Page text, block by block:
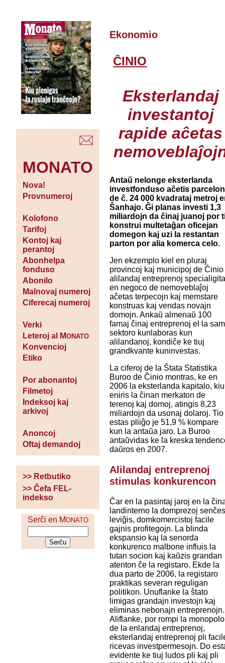
MONATO
Nova!
Provnumeroj
Kolofono
Tarifoj
Kontoj kaj
perantoj
Abonhelpa
fonduso
Abonilo
Malnovaj numeroj
Ciferecaj numeroj
Verki
Leteroj al MONATO
Konvencioj
Etiko
Por abonantoj
Filmetoj
Indeksoj kaj
arkivoj
Anoncoj
Oftaj demandoj
>> Retbutiko
>> Ĉefa FEL-
indekso
Serĉi en MONATO
Ekonomio
ĈINIO
Eksterlandaj
investantoj
rapide aĉetas
Antaŭ nelonge eksterlanda
investfonduso aĉetis parcelon
de ĉ. 24 000 kvadrataj metroj
Ŝanhajo. Ĝi planas investi 1,3
miliardojn da ĉinaj juanoj por
konstrui multetaĝan oficejan
domegon kaj uzi la restantan
parton por alia komerca celo.
Jen ekzemplo kiel en pluraj
provincoj kaj municipoj de Ĉinio
alilandaj entreprenoj
en negoco de nemoveblaĵoj
aĉetas terpecojn kaj memstare
konstruas kaj vendas novajn
domojn. Ankaŭ almenaŭ 100
famaj ĉinaj entreprenoj el la
sektoro kunlaboras kun
alilandanoj, kondiĉe ke tiuj
grandkvante kuninvestas.
La ciferoj de la Ŝtata Statistika
Buroo de Ĉinio montras, ke en
2006 la eksterlanda kapitalo, kiu
eniris la ĉinan merkaton de
terenoj kaj domoj, atingis 8,23
miliardojn da usonaj dolaroj. Tio
estas pliiĝo je 51,9 % kompare
kun la antaŭa jaro. La Buroo
antaŭvidas ke la kreska
daŭros en 2007.
Alilandaj entreprenoj
stimulas konkurencon
Ĉar en la pasintaj jaroj en la
landinterno la domprezoj
leviĝis, domkomercistoj facile
gajnis profitegojn. La blinda
ekspansio kaj la senorda
konkurenco malbone influis la
tutan socion kaj kaŭzis grandan
atenton ĉe la registaro. Ekde la
dua parto de 2006, la registaro
praktikas severan reguligan
politikon. Unuflanke la ŝtato
limigas grandajn investojn kaj
eliminas nebonajn entreprenojn.
Aliflanke, por rompi la
de la enlandaj entreprenoj,
eksterlandaj entreprenoj pli
ricevas investpermesojn. Do
evidente ke tiuj ludos pli kaj pli